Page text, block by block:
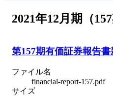
2021年12月期（157
第157期有価証券報告書
ファイル名
financial-report-157.pdf
サイズ